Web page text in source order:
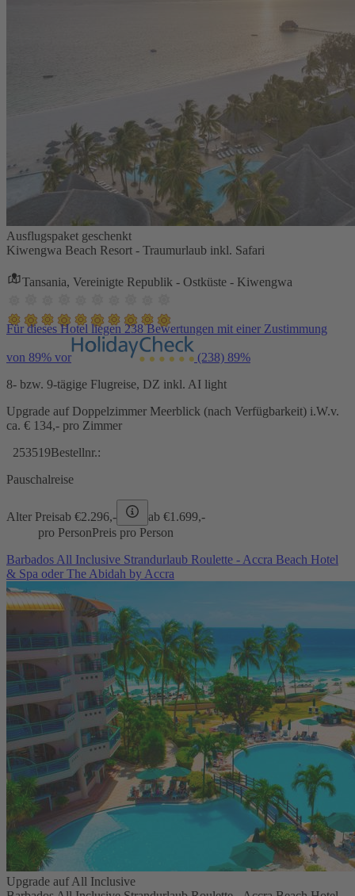
Ausflugspaket geschenkt
Kiwengwa Beach Resort - Traumurlaub inkl. Safari
Tansania, Vereinigte Republik - Ostküste - Kiwengwa
Für dieses Hotel liegen 238 Bewertungen mit einer Zustimmung
von 89% vor (238) 89%
8- bzw. 9-tägige Flugreise, DZ inkl. AI light
Upgrade auf Doppelzimmer Meerblick (nach Verfügbarkeit) i.W.v.
ca. € 134,- pro Zimmer
253519Bestellnr.:
Pauschalreise
Alter Preisab €2.296,- ab €1.699,-
pro PersonPreis pro Person
Barbados All Inclusive Strandurlaub Roulette - Accra Beach Hotel
& Spa oder The Abidah by Accra
Upgrade auf All Inclusive